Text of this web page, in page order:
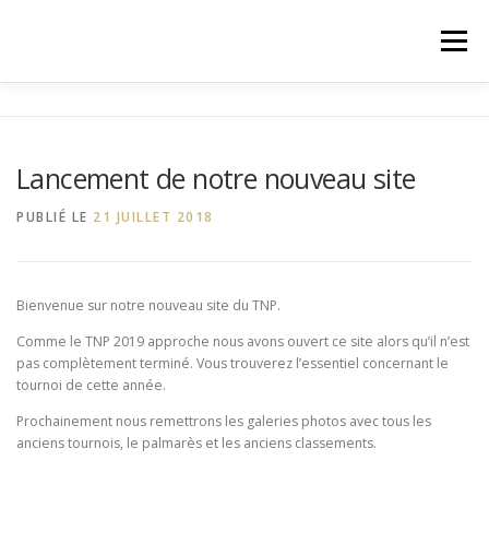
Menu
INSCRIPTION
Lancement de notre nouveau site
PUBLIÉ LE 21 JUILLET 2018
Bienvenue sur notre nouveau site du TNP.
Comme le TNP 2019 approche nous avons ouvert ce site alors qu’il n’est
pas complètement terminé. Vous trouverez l’essentiel concernant le
tournoi de cette année.
Prochainement nous remettrons les galeries photos avec tous les
anciens tournois, le palmarès et les anciens classements.